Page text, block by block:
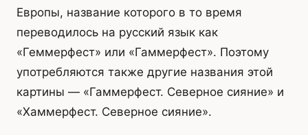
Европы, название которого в то время
переводилось на русский язык как
«Геммерфест» или «Гаммерфест». Поэтому
употребляются также другие названия этой
картины — «Гаммерфест. Северное сияние» и
«Хаммерфест. Северное сияние».